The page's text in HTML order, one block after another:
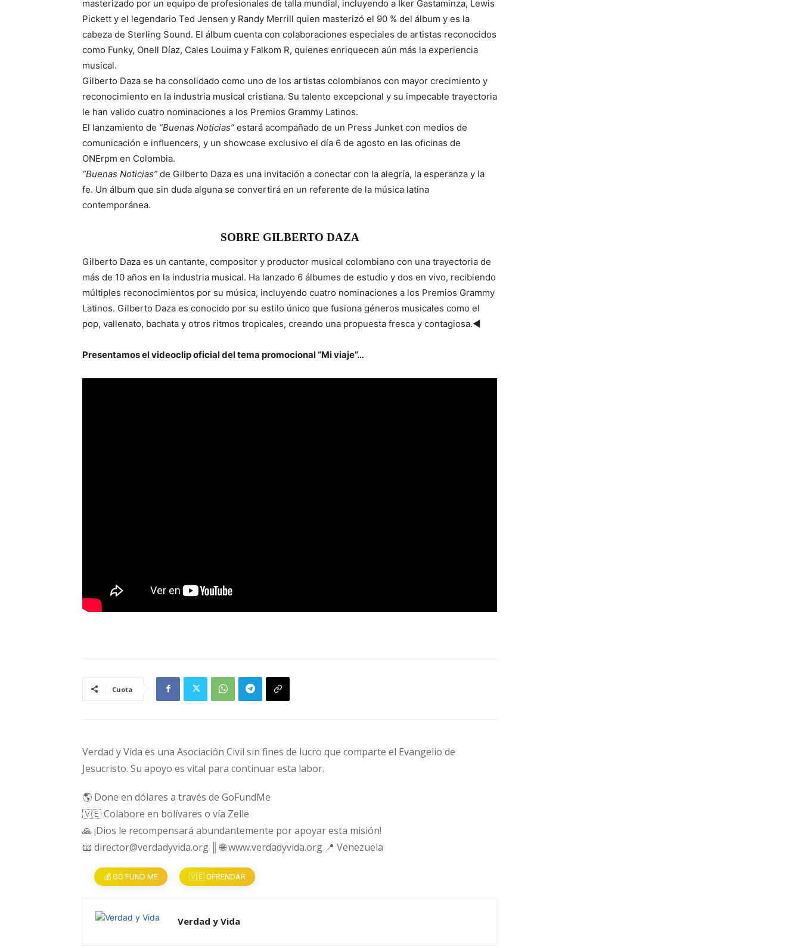
masterizado por un equipo de profesionales de talla mundial, incluyendo a Iker Gastaminza, Lewis
Pickett y el legendario Ted Jensen y Randy Merrill quien masterizó el 90 % del álbum y es la
cabeza de Sterling Sound. El álbum cuenta con colaboraciones especiales de artistas reconocidos
como Funky, Onell Díaz, Cales Louima y Falkom R, quienes enriquecen aún más la experiencia
musical.
Gilberto Daza se ha consolidado como uno de los artistas colombianos con mayor crecimiento y
reconocimiento en la industria musical cristiana. Su talento excepcional y su impecable trayectoria
le han valido cuatro nominaciones a los Premios Grammy Latinos.
El lanzamiento de “Buenas Noticias” estará acompañado de un Press Junket con medios de
comunicación e inﬂuencers, y un showcase exclusivo el día 6 de agosto en las oﬁcinas de
ONErpm en Colombia.
“Buenas Noticias” de Gilberto Daza es una invitación a conectar con la alegría, la esperanza y la
fe. Un álbum que sin duda alguna se convertirá en un referente de la música latina
contemporánea.
SOBRE GILBERTO DAZA
Gilberto Daza es un cantante, compositor y productor musical colombiano con una trayectoria de
más de 10 años en la industria musical. Ha lanzado 6 álbumes de estudio y dos en vivo, recibiendo
múltiples reconocimientos por su música, incluyendo cuatro nominaciones a los Premios Grammy
Latinos. Gilberto Daza es conocido por su estilo único que fusiona géneros musicales como el
pop, vallenato, bachata y otros ritmos tropicales, creando una propuesta fresca y contagiosa.◄
Presentamos el videoclip oficial del tema promocional “Mi viaje”…
Cuota
Verdad y Vida es una Asociación Civil sin fines de lucro que comparte el Evangelio de
Jesucristo. Su apoyo es vital para continuar esta labor.
🌎 Done en dólares a través de GoFundMe
🇻🇪 Colabore en bolívares o vía Zelle
🙏 ¡Dios le recompensará abundantemente por apoyar esta misión!
📧 director@verdadyvida.org ║ 🌐 www.verdadyvida.org 📍 Venezuela
💰 GO FUND ME 🇻🇪 OFRENDAR
Verdad y Vida